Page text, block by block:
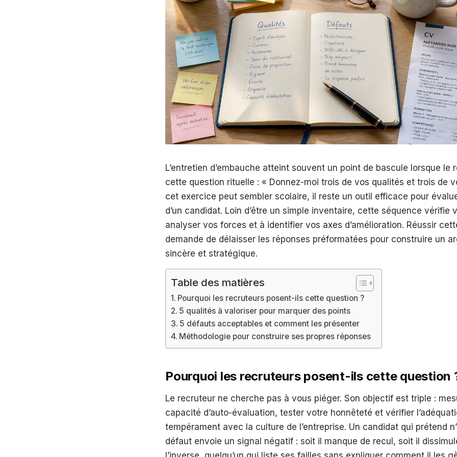
L’entretien d’embauche atteint souvent un point de bascule lorsque le
cette question rituelle : « Donnez-moi trois de vos qualités et trois de
cet exercice peut sembler scolaire, il reste un outil efficace pour
d’un candidat. Loin d’être un simple inventaire, cette séquence vérifie
analyser vos forces et à identifier vos axes d’amélioration. Réussir
demande de délaisser les réponses préformatées pour construire un
sincère et stratégique.
Table des matières
Pourquoi les recruteurs posent-ils cette question ?
5 qualités à valoriser pour marquer des points
5 défauts acceptables et comment les présenter
Méthodologie pour construire ses propres réponses
Pourquoi les recruteurs posent-ils cette question
Le recruteur ne cherche pas à vous piéger. Son objectif est triple :
capacité d’auto-évaluation, tester votre honnêteté et vérifier
tempérament avec la culture de l’entreprise. Un candidat qui prétend
défaut envoie un signal négatif : soit il manque de recul, soit il